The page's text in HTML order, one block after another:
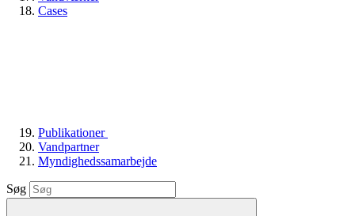
Cases
Publikationer
Vandpartner
Myndighedssamarbejde
Søg